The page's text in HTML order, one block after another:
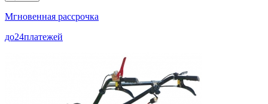
Мгновенная рассрочка
до24платежей